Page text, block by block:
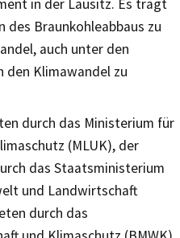
in der Lausitz. Es trägt
des Braunkohleabbaus zu
auch unter den
den Klimawandel zu
durch das Ministerium für
(MLUK), der
das Staatsministerium
und Landwirtschaft
durch das